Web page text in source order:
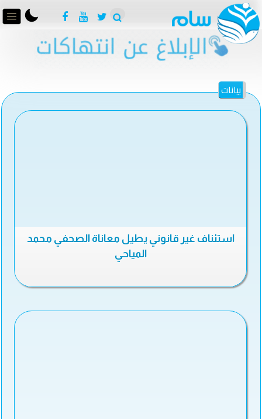
بيانات
استئناف غير قانوني يطيل معاناة الصحفي محمد
المياحي